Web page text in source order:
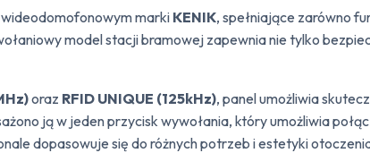
marki KENIK, spełniające zarówno
model stacji bramowej zapewnia nie tylko
oraz RFID UNIQUE (125kHz), panel umożliwia
ją w jeden przycisk wywołania, który umożliwia
dopasowuje się do różnych potrzeb i estetyki